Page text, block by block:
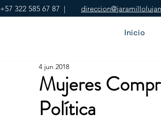
+57 322 585 67 87 |
Inicio
Mujeres
Política
4 jun 2018